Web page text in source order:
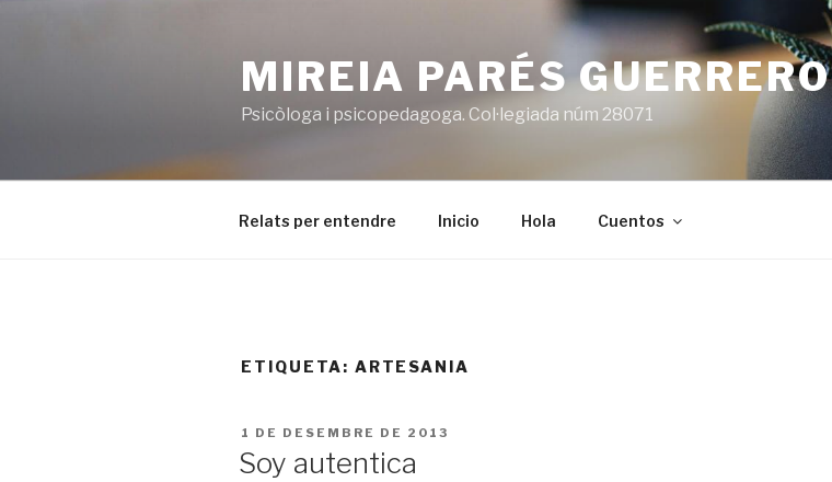
MIREIA PARÉS GUERRERO
Psicòloga i psicopedagoga. Col·legiada núm 28071
Relats per entendre Inicio Hola Cuentos
ETIQUETA: ARTESANIA
PUBLICAT
A
1 DE DESEMBRE DE 2013
Soy autentica